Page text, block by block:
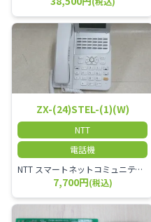
ZX-(24)STEL-(1)(W)
NTT
電話機
NTT スマートネットコミュニティαZX 24ボタンスター標準電話機
7,700円(税込)